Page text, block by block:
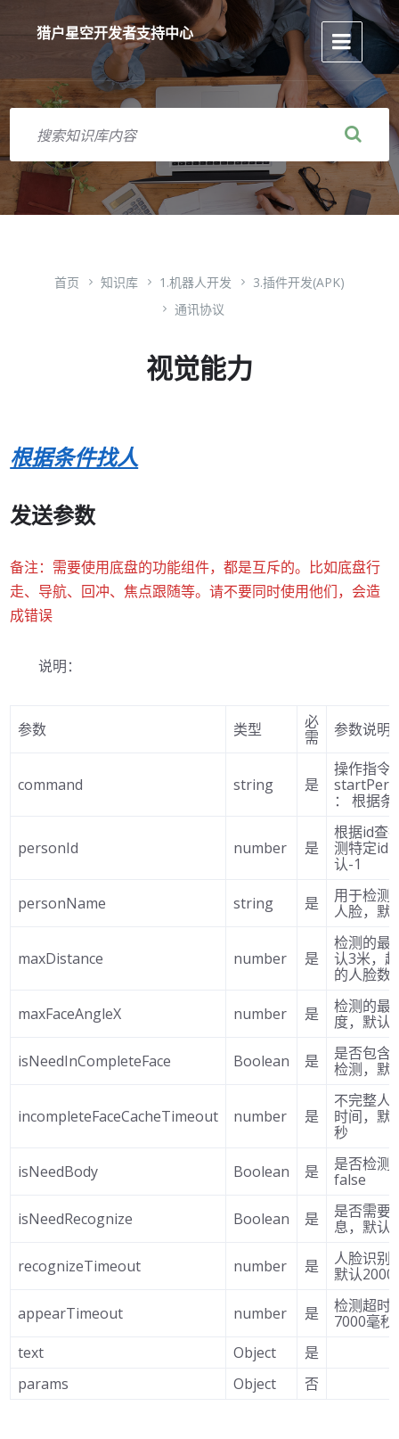
猎户星空开发者支持中心
首页 知识库 1.机器人开发
3.插件开发(APK)
通讯协议
视觉能力
根据条件找人
发送参数
备注：需要使用底盘的功能组件，都是互斥的。比如底盘行
走、导航、回冲、焦点跟随等。请不要同时使用他们，会造
成错误
说明：
参数 类型
必
需
参数说明
command string 是
操作
： 根据
personId number 是
根据id查
测特定id
认-1
personName
string 是
用于检测
人脸，默
maxDistance number 是
检测的最
认3米，
的人脸数
maxFaceAngleX
number 是
检测的最
度，默认
isNeedInCompleteFace
Boolean 是
是否包含
检测，默
incompleteFaceCacheTimeout number 是
不完整人
时间，默
秒
isNeedBody
Boolean 是
是否检测
false
isNeedRecognize
Boolean 是
是否需要
息，默认
recognizeTimeout
number 是
人脸识别
默认2000
appearTimeout
number 是
检测超时
7000毫秒
text
Object
是
params
Object 否